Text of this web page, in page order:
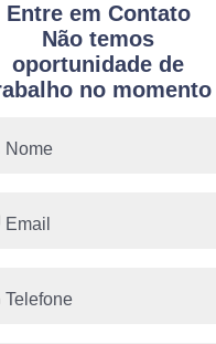
Entre em Contato
Não temos
oportunidade de
no momento